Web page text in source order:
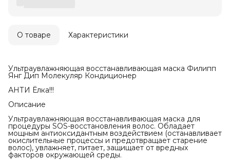
О товаре Характеристики
Ультраувлажняющая восстанавливающая маска Филипп
Янг Дип Молекуляр Кондиционер
АНТИ Ёлка!!!
Описание
Ультраувлажняющая восстанавливающая маска для
процедуры SOS-восстановления волос. Обладает
мощным антиоксидантным воздействием (останавливает
окислительные процессы и предотвращает старение
волос), увлажняет, питает, защищает от вредных
факторов окружающей среды.